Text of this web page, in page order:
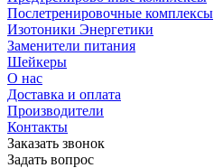
Послетренировочные комплексы
Изотоники Энергетики
Заменители питания
Шейкеры
О нас
Доставка и оплата
Производители
Контакты
Заказать звонок
Задать вопрос